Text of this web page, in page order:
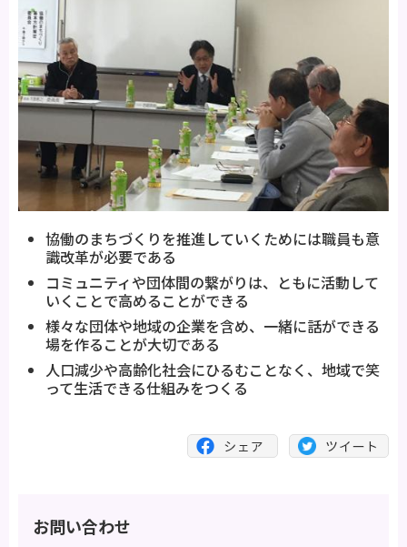
協働のまちづくりを推進していくためには職員も意
識改革が必要である
コミュニティや団体間の繋がりは、ともに活動して
いくことで高めることができる
様々な団体や地域の企業を含め、一緒に話ができる
場を作ることが大切である
人口減少や高齢化社会にひるむことなく、地域で笑
って生活できる仕組みをつくる
お問い合わせ